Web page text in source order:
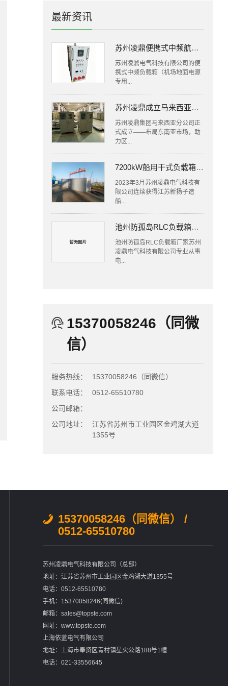
最新资讯
苏州凌鼎便携式中频航空负载箱，打造机场 400Hz 电源移动检测新方案
苏州凌鼎电气科技有限公司的便
携式中频负载箱（机场地面电源
专用...
苏州凌鼎成立马来西亚分公司，布局东南亚负载市场
苏州凌鼎集团马来西亚分公司正
式成立——布局东南亚市场，助
力区...
7200kW船用干式负载箱交付新扬子造船有限公司
2023年3月苏州凌鼎电气科技有
限公司连续获得江苏新扬子造
船...
池州防孤岛RLC负载箱厂家
池州防孤岛RLC负载箱厂家苏州
凌鼎电气科技有限公司专业从事
电...
15370058246（同微
信）
服务热线：
15370058246（同微信）
联系电话：
0512-65510780
公司邮箱：
公司地址：
江苏省苏州市工业园区金鸡湖大道
1355号
15370058246（同微信） /
0512-65510780
苏州凌鼎电气科技有限公司（总部）
地址：江苏省苏州市工业园区金鸡湖大道1355号
电话：0512-65510780
手机：15370058246(同微信)
邮箱：sales@topste.com
网址：www.topste.com
上海依蓝电气有限公司
地址：上海市奉贤区青村镇星火公路188号1幢
电话：021-33556645